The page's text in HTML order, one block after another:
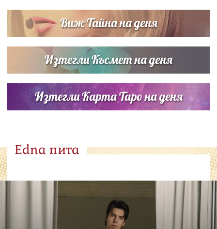
Виж Тайна на деня
Изтегли Късмет на деня
Изтегли Карта Таро на деня
Edna пита